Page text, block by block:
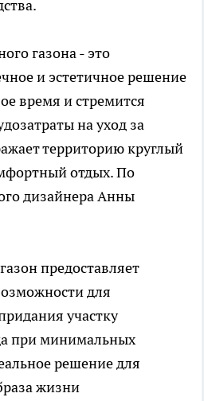
газона - это
и эстетичное решение
время и стремится
на уход за
территорию круглый
отдых. По
дизайнера Анны
предоставляет
для
участку
при минимальных
решение для
жизни